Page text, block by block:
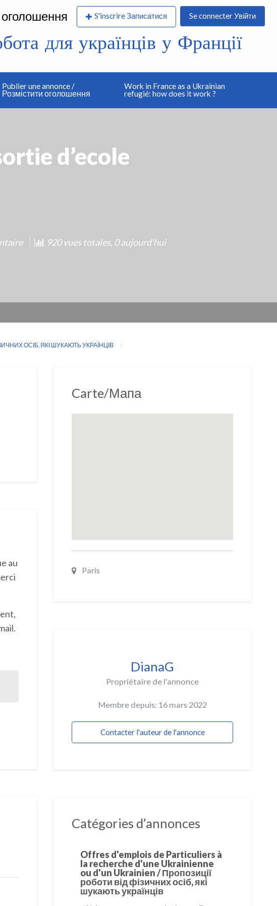
S'inscrire Записатися Se connecter Увійти
для українців у Франції
Publier une annonce /
Розмістити оголошення
Work in France as a Ukrainian
refugié: how does it work ?
d’ecole
920 vues totales, 0 aujourd'hui
ОСІБ, ЯКІ ШУКАЮТЬ УКРАЇНЦІВ
au
Carte/Мапа
Paris
DianaG
Propriétaire de l'annonce
Membre depuis: 16 mars 2022
Contacter l'auteur de l'annonce
Catégories d’annonces
Offres d'emplois de Particuliers à
la recherche d'une Ukrainienne
ou d'un Ukrainien / Пропозиції
роботи від фізичних осіб, які
шукають українців